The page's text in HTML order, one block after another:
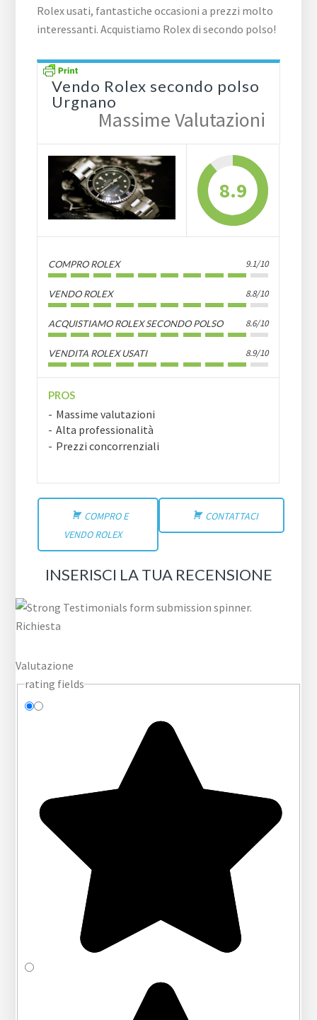
Rolex usati, fantastiche occasioni a prezzi molto
interessanti. Acquistiamo Rolex di secondo polso!
Vendo Rolex secondo polso
Urgnano
Massime Valutazioni
8.9
COMPRO ROLEX 9.1/10
VENDO ROLEX 8.8/10
ACQUISTIAMO ROLEX SECONDO POLSO 8.6/10
VENDITA ROLEX USATI 8.9/10
PROS
Massime valutazioni
Alta professionalità
Prezzi concorrenziali
COMPRO E
VENDO ROLEX
CONTATTACI
INSERISCI LA TUA RECENSIONE
Richiesta
Valutazione
rating fields